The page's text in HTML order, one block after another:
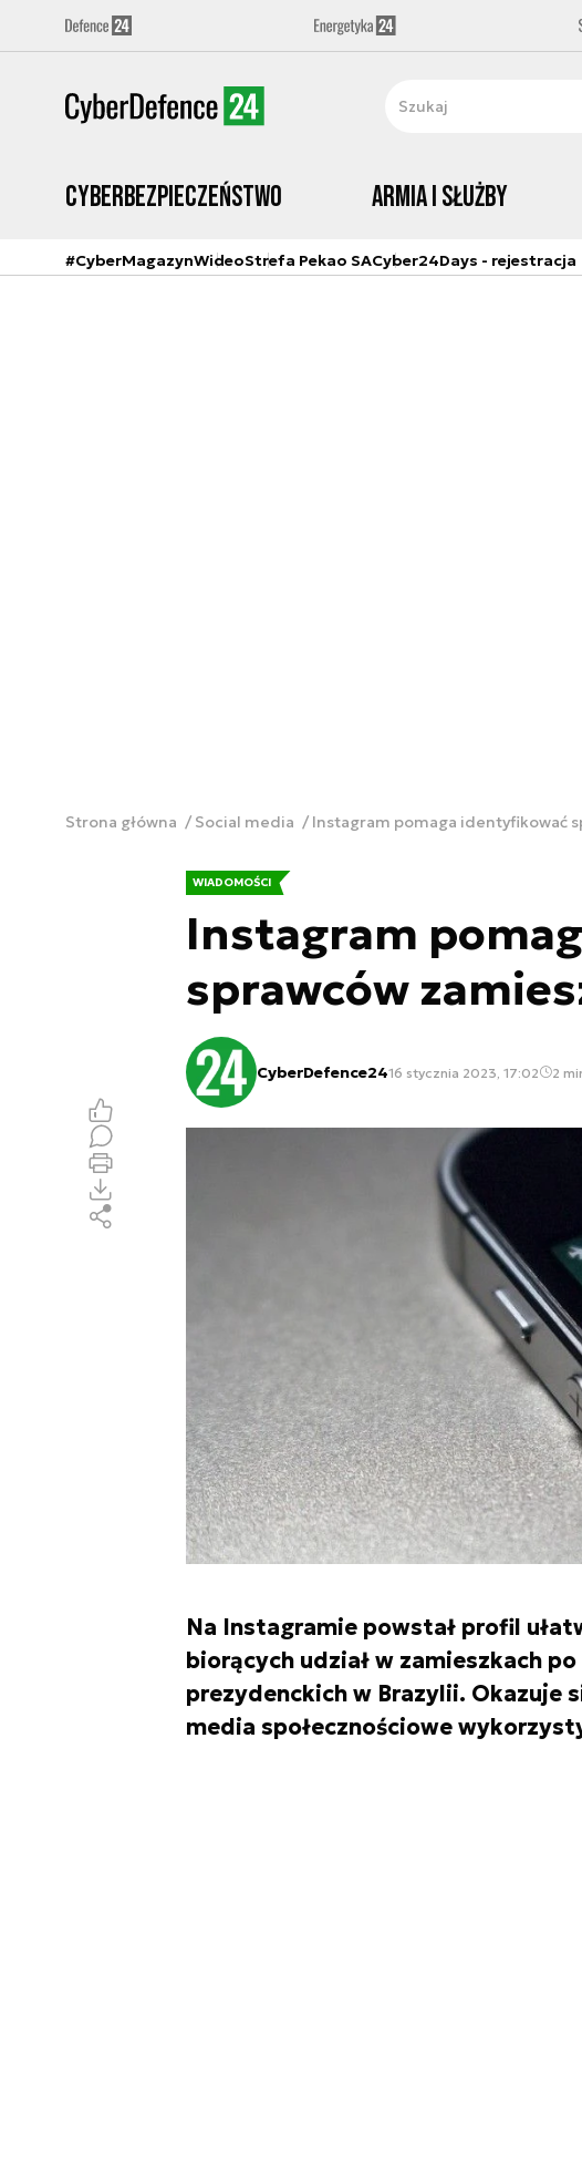
Cyberbezpieczeństwo Armia i Służby
#CyberMagazynWideoStrefa Pekao SACyber24Days - rejestracja
Strona główna Social media Instagram pomaga identyfikować
WIADOMOŚCI
Instagram
sprawców
CyberDefence2416 stycznia 2023, 17:02 2
Na Instagramie powstał profil
biorących udział w zamieszkach
prezydenckich w Brazylii. Okazuje
media społecznościowe